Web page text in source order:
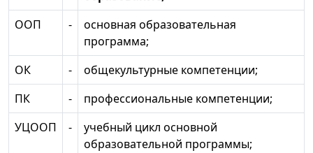
ООП
-
основная образовательная
программа;
ОК
-
общекультурные компетенции;
ПК
-
профессиональные компетенции;
УЦООП
-
учебный цикл основной
образовательной программы;